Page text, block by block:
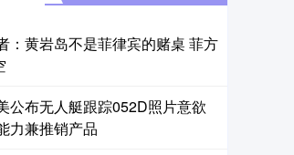
：黄岩岛不是菲律宾的赌桌 菲方
公布无人艇跟踪052D照片意欲
力兼推销产品